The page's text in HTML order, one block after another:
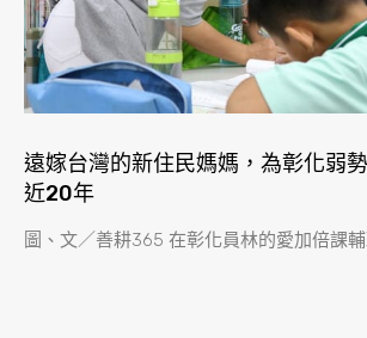
遠嫁台灣的新住民媽媽，為彰化弱
近20年
圖、文／善耕365 在彰化員林的愛加倍課